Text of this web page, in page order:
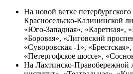
На новой ветке
Красносельско-Калининской
«Юго-Западная», «Каретная»,
«Боровая», «Лиговский
«Суворовская -1»,
«Петергофское шоссе»,
На Лахтинско-Правобережной